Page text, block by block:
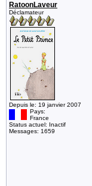
RatoonLaveur
Déclamateur
Depuis le: 19 janvier 2007
Pays:
France
Status actuel: Inactif
Messages: 1659